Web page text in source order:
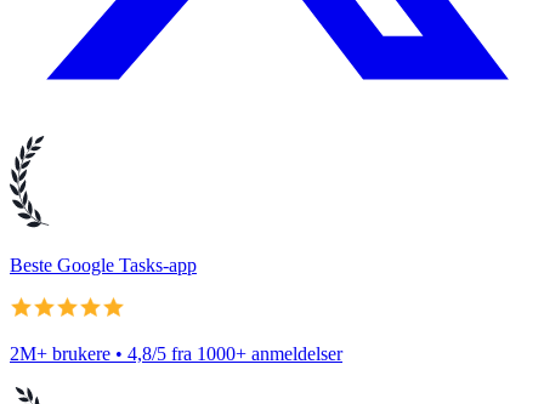
Beste Google Tasks-app
2M+ brukere • 4,8/5 fra 1000+ anmeldelser